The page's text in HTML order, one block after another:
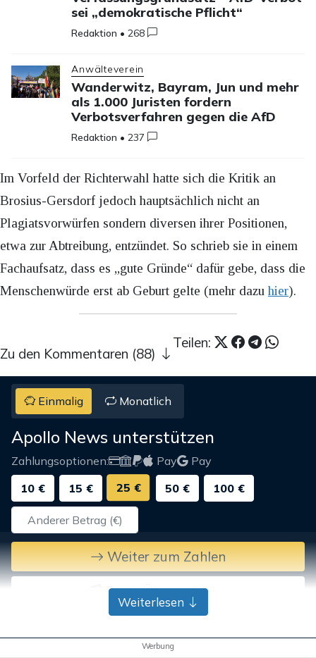
sei „demokratische Pflicht“
Redaktion •268
Anwälteverein
Wanderwitz, Bayram, Jun und mehr
als 1.000 Juristen fordern
Verbotsverfahren gegen die AfD
Redaktion •237
Im Vorfeld der Richterwahl hatte sich die Kritik an
Brosius-Gersdorf jedoch hauptsächlich nicht an
Plagiatsvorwürfen sondern diversen ihrer Positionen,
etwa zur Abtreibung, entzündet. So schrieb sie in einem
Fachaufsatz, dass es „gute Gründe“ dafür gebe, dass die
Menschenwürde erst ab Geburt gelte (mehr dazuhier).
Teilen:
Zu den Kommentaren (88)
Einmalig Monatlich
Apollo News unterstützen
Zahlungsoptionen: Pay
Pay
10 €
15 € 25 € 50 € 100 €
Weiter zum Zahlen
Bank-Überweisung
Weiterlesen
Werbung